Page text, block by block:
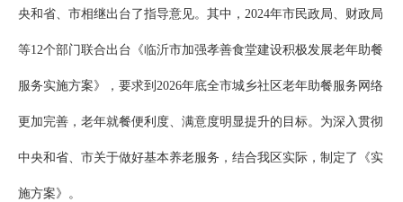
央和省、市相继出台了指导意见。其中，2024年市民政局、财政局
等12个部门联合出台《临沂市加强孝善食堂建设积极发展老年助餐
服务实施方案》，要求到2026年底全市城乡社区老年助餐服务网络
更加完善，老年就餐便利度、满意度明显提升的目标。为深入贯彻
中央和省、市关于做好基本养老服务，结合我区实际，制定了《实
施方案》。